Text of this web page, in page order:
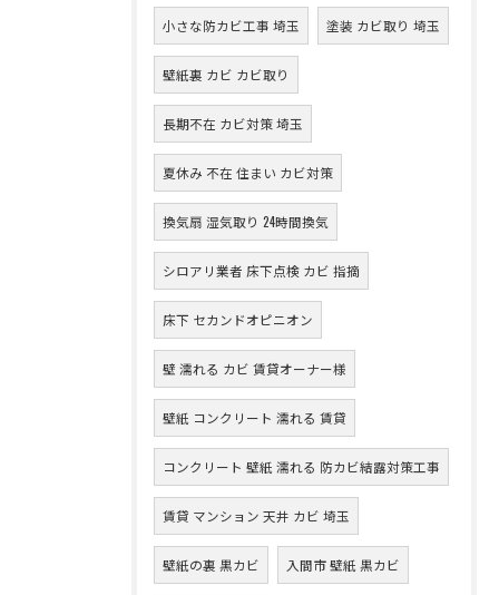
小さな防カビ工事 埼玉 塗装 カビ取り 埼玉
壁紙裏 カビ カビ取り
長期不在 カビ対策 埼玉
夏休み 不在 住まい カビ対策
換気扇 湿気取り 24時間換気
シロアリ業者 床下点検 カビ 指摘
床下 セカンドオピニオン
壁 濡れる カビ 賃貸オーナー様
壁紙 コンクリート 濡れる 賃貸
コンクリート 壁紙 濡れる 防カビ結露対策工事
賃貸 マンション 天井 カビ 埼玉
壁紙の裏 黒カビ 入間市 壁紙 黒カビ